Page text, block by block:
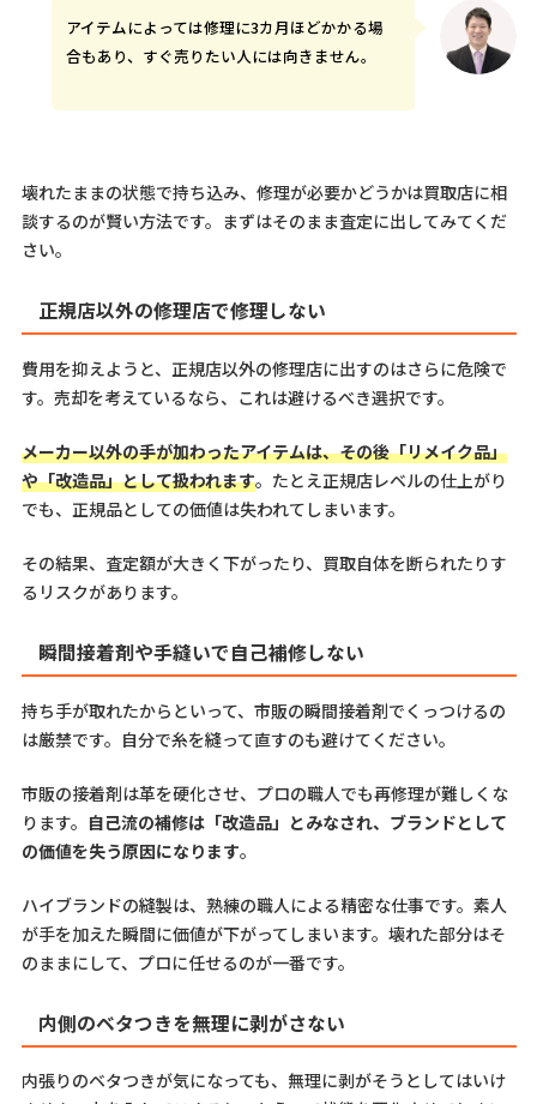
アイテムによっては修理に3カ月ほどかかる場
合もあり、すぐ売りたい人には向きません。
壊れたままの状態で持ち込み、修理が必要かどうかは買取店に相
談するのが賢い方法です。まずはそのまま査定に出してみてくだ
さい。
正規店以外の修理店で修理しない
費用を抑えようと、正規店以外の修理店に出すのはさらに危険で
す。売却を考えているなら、これは避けるべき選択です。
メーカー以外の手が加わったアイテムは、その後「リメイク品」
や「改造品」として扱われます。たとえ正規店レベルの仕上がり
でも、正規品としての価値は失われてしまいます。
その結果、査定額が大きく下がったり、買取自体を断られたりす
るリスクがあります。
瞬間接着剤や手縫いで自己補修しない
持ち手が取れたからといって、市販の瞬間接着剤でくっつけるの
は厳禁です。自分で糸を縫って直すのも避けてください。
市販の接着剤は革を硬化させ、プロの職人でも再修理が難しくな
ります。 自己流の補修は「改造品」とみなされ、ブランドとして
の価値を失う原因になります。
ハイブランドの縫製は、熟練の職人による精密な仕事です。素人
が手を加えた瞬間に価値が下がってしまいます。壊れた部分はそ
のままにして、プロに任せるのが一番です。
内側のベタつきを無理に剥がさない
内張りのベタつきが気になっても、無理に剥がそうとしてはいけ